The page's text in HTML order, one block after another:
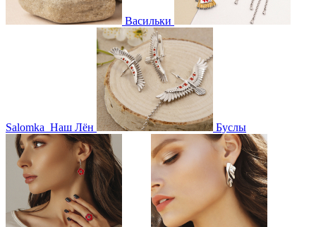
Васильки
Salomka Наш Лён Буслы